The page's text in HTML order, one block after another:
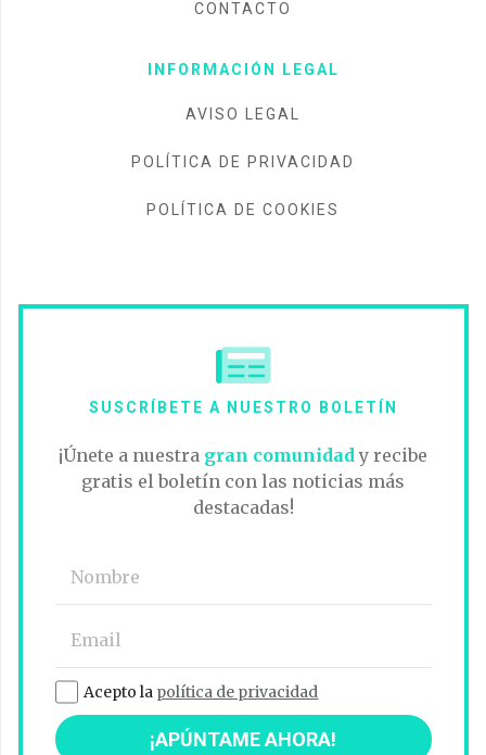
CONTACTO
INFORMACIÓN LEGAL
AVISO LEGAL
POLÍTICA DE PRIVACIDAD
POLÍTICA DE COOKIES
SUSCRÍBETE A NUESTRO BOLETÍN
¡Únete a nuestra gran comunidad y recibe
gratis el boletín con las noticias más
destacadas!
Acepto la política de privacidad